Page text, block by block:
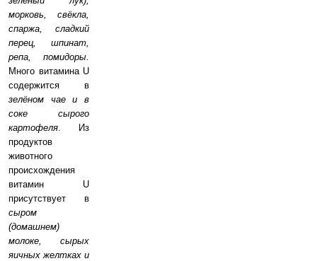
морковь, свёкла,
спаржа, сладкий
перец, шпинат,
репа, помидоры.
Много витамина U
содержится в
зелёном чае и в
соке сырого
картофеля. Из
продуктов
животного
происхождения
витамин U
присутствует в
сыром
(домашнем)
молоке, сырых
яичных желтках и